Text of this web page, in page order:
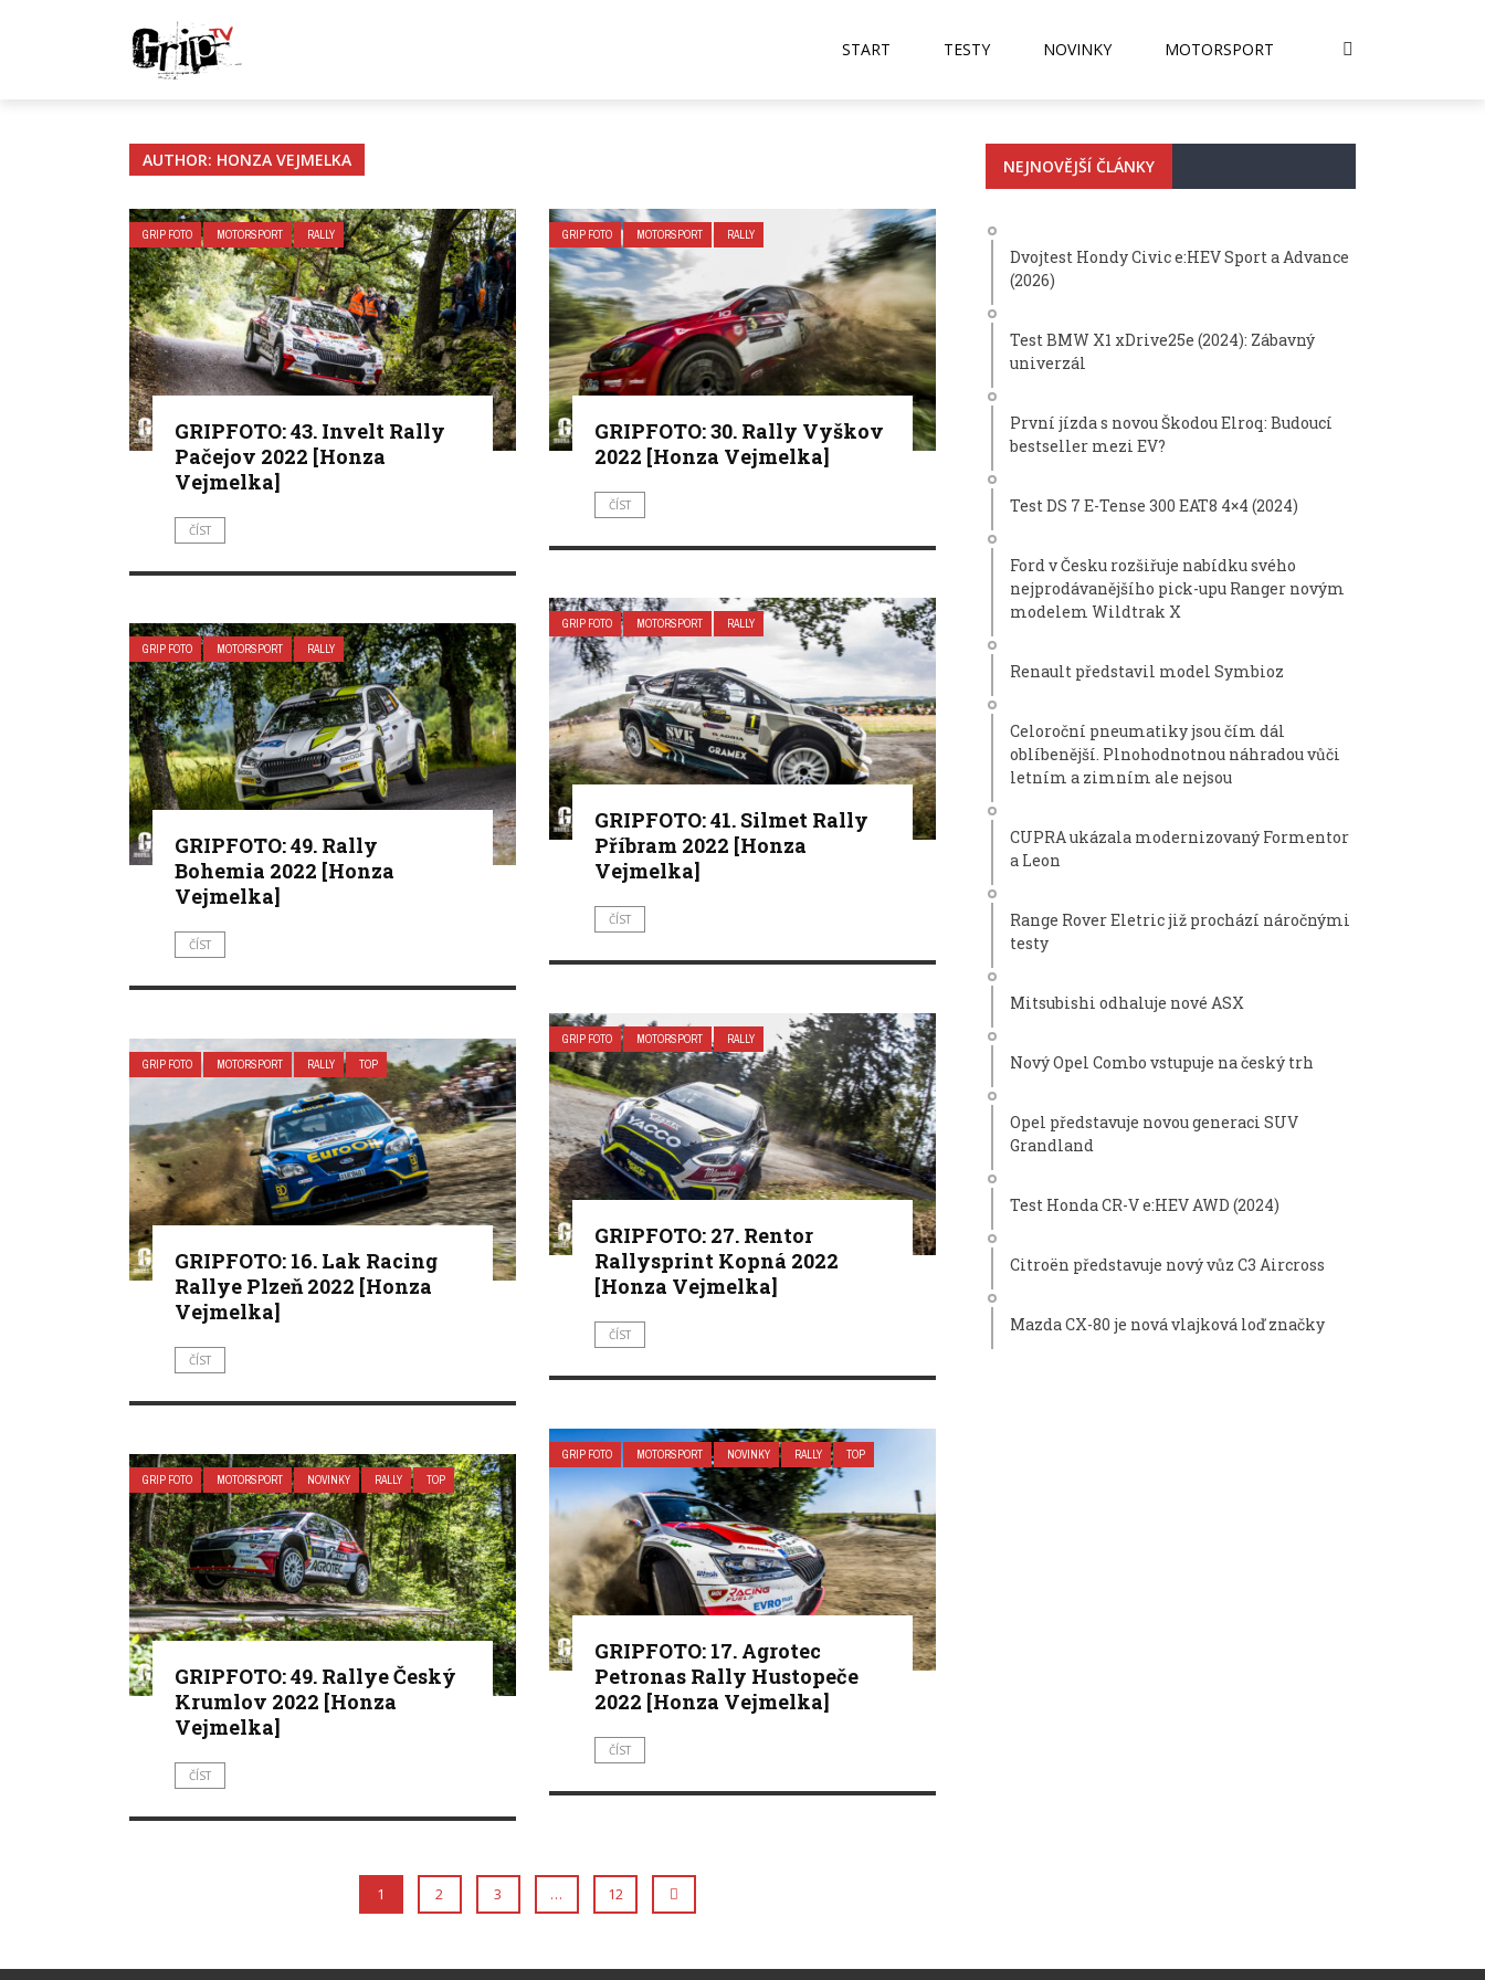
START TESTY NOVINKY MOTORSPORT
AUTHOR: HONZA VEJMELKA
GRIP FOTO MOTORSPORT RALLY
GRIPFOTO: 43. Invelt Rally
Pačejov 2022 [Honza
Vejmelka]
ČÍST
GRIP FOTO MOTORSPORT RALLY
GRIPFOTO: 30. Rally Vyškov
2022 [Honza Vejmelka]
ČÍST
GRIP FOTO MOTORSPORT RALLY
GRIPFOTO: 41. Silmet Rally
Příbram 2022 [Honza
Vejmelka]
ČÍST
GRIP FOTO MOTORSPORT RALLY
GRIPFOTO: 49. Rally
Bohemia 2022 [Honza
Vejmelka]
ČÍST
GRIP FOTO MOTORSPORT RALLY
GRIPFOTO: 27. Rentor
Rallysprint Kopná 2022
[Honza Vejmelka]
ČÍST
GRIP FOTO MOTORSPORT RALLY TOP
GRIPFOTO: 16. Lak Racing
Rallye Plzeň 2022 [Honza
Vejmelka]
ČÍST
GRIP FOTO MOTORSPORT NOVINKY RALLY TOP
GRIPFOTO: 17. Agrotec
Petronas Rally Hustopeče
2022 [Honza Vejmelka]
ČÍST
GRIP FOTO MOTORSPORT NOVINKY RALLY TOP
GRIPFOTO: 49. Rallye Český
Krumlov 2022 [Honza
Vejmelka]
ČÍST
1 2 3 … 12
NEJNOVĚJŠÍ ČLÁNKY
Dvojtest Hondy Civic e:HEV Sport a Advance
(2026)
Test BMW X1 xDrive25e (2024): Zábavný
univerzál
První jízda s novou Škodou Elroq: Budoucí
bestseller mezi EV?
Test DS 7 E-Tense 300 EAT8 4×4 (2024)
Ford v Česku rozšiřuje nabídku svého
nejprodávanějšího pick-upu Ranger novým
modelem Wildtrak X
Renault představil model Symbioz
Celoroční pneumatiky jsou čím dál
oblíbenější. Plnohodnotnou náhradou vůči
letním a zimním ale nejsou
CUPRA ukázala modernizovaný Formentor
a Leon
Range Rover Eletric již prochází náročnými
testy
Mitsubishi odhaluje nové ASX
Nový Opel Combo vstupuje na český trh
Opel představuje novou generaci SUV
Grandland
Test Honda CR-V e:HEV AWD (2024)
Citroën představuje nový vůz C3 Aircross
Mazda CX-80 je nová vlajková loď značky